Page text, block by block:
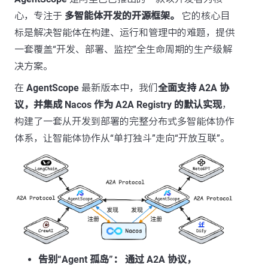
心，专注于 多智能体开发的开源框架。
它的核心目
标是解决智能体在构建、运行和管理中的难题，提供
一套覆盖“开发、部署、监控”全生命周期的生产级解
决方案。
在 AgentScope 最新版本中，我们全面支持 A2A 协
议，并集成 Nacos 作为 A2A Registry 的默认实现，
构建了一套从开发到部署的完整分布式多智能体协作
体系，让智能体协作从“单打独斗”走向“开放互联”。
告别“Agent 孤岛”：
通过 A2A 协议，